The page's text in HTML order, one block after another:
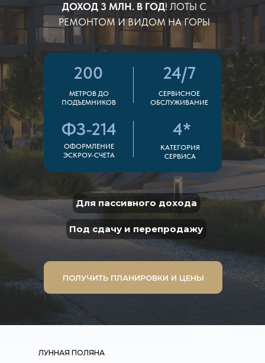
ДОХОД 3 МЛН. В ГОД! ЛОТЫ С
РЕМОНТОМ И ВИДОМ НА ГОРЫ
ПОЛУЧИТЬ ПЛАНИРОВКИ И ЦЕНЫ
Для пассивного дохода
Под сдачу и перепродажу
200
МЕТРОВ ДО
ПОДЪЕМНИКОВ
ФЗ-214
ОФОРМЛЕНИЕ
ЭСКРОУ-СЧЕТА
4*
КАТЕГОРИЯ
СЕРВИСА
24/7
СЕРВИСНОЕ
ОБСЛУЖИВАНИЕ
ЛУННАЯ ПОЛЯНА